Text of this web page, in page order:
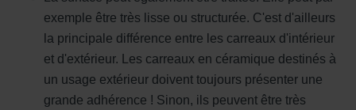
exemple être très lisse ou structurée. C'est d'ailleurs
la principale différence entre les carreaux d'intérieur
et d'extérieur. Les carreaux en céramique destinés à
un usage extérieur doivent toujours présenter une
grande adhérence ! Sinon, ils peuvent être très